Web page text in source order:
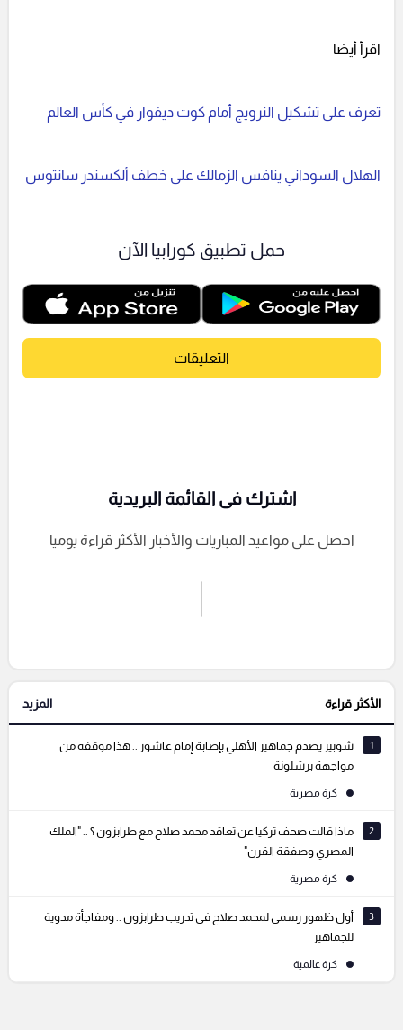
اقرأ أيضا
تعرف على تشكيل النرويج أمام كوت ديفوار في كأس العالم
الهلال السوداني ينافس الزمالك على خطف ألكسندر سانتوس
حمل تطبيق كورابيا الآن
التعليقات
إرسال تعليق
التعليقات السابقة
اشترك فى القائمة البريدية
احصل على مواعيد المباريات والأخبار الأكثر قراءة يوميا
الأكثر قراءة المزيد
1
شوبير يصدم جماهير الأهلي بإصابة إمام عاشور .. هذا موقفه من
مواجهة برشلونة
كرة مصرية
2
ماذا قالت صحف تركيا عن تعاقد محمد صلاح مع طرابزون ؟ .. "الملك
المصري وصفقة القرن"
كرة مصرية
3
أول ظهور رسمي لمحمد صلاح في تدريب طرابزون .. ومفاجأة مدوية
للجماهير
كرة عالمية